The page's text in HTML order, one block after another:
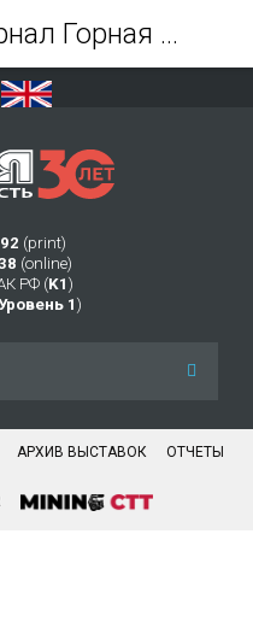
(print)
(online)
РФ (K1 )
1 )
АРХИВ ВЫСТАВОК ОТЧЕТЫ
2001 - 2005 - Журнал Горная промышленность